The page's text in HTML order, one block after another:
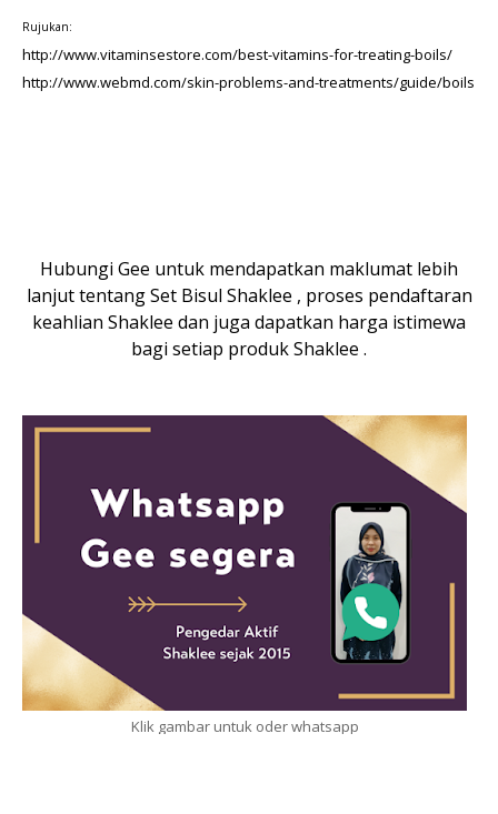
Rujukan:
http://www.vitaminsestore.com/best-vitamins-for-treating-boils/
http://www.webmd.com/skin-problems-and-treatments/guide/boils
Hubungi Gee untuk mendapatkan maklumat lebih
lanjut tentang Set Bisul Shaklee , proses pendaftaran
keahlian Shaklee dan juga dapatkan harga istimewa
bagi setiap produk Shaklee .
Klik gambar untuk oder whatsapp